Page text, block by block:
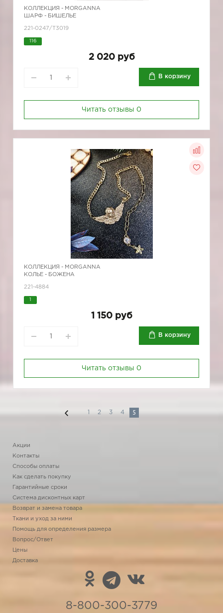
КОЛЛЕКЦИЯ - MORGANNA
ШАРФ - БИШЕЛЬЕ
221-0247/Т3019
116
2 020 руб
В корзину
Читать отзывы 0
КОЛЛЕКЦИЯ - MORGANNA
КОЛЬЕ - БОЖЕНА
221-4884
1 150 руб
В корзину
Читать отзывы 0
1 2 3 4 5
Акции
Контакты
Способы оплаты
Как сделать покупку
Гарантийные сроки
Система дисконтных карт
Возврат и замена товара
Ткани и уход за ними
Помощь для определения размера
Вопрос/Ответ
Цены
Доставка
8-800-300-3779